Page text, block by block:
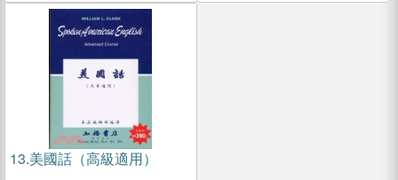
13.美國話（高級適用）